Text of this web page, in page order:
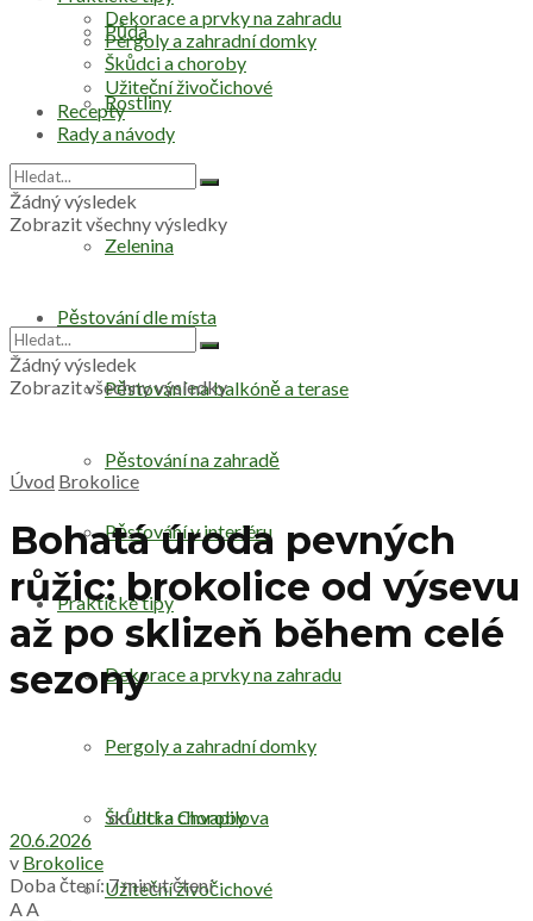
Půda
Rostliny
Zelenina
Pěstování dle místa
Pěstování na balkóně a terase
Pěstování na zahradě
Pěstování v interiéru
Praktické tipy
Dekorace a prvky na zahradu
Pergoly a zahradní domky
Škůdci a choroby
Užiteční živočichové
Dekorace a prvky na zahradu
Pergoly a zahradní domky
Škůdci a choroby
Užiteční živočichové
Recepty
Rady a návody
Žádný výsledek
Zobrazit všechny výsledky
Žádný výsledek
Zobrazit všechny výsledky
Úvod Brokolice
Bohatá úroda pevných
růžic: brokolice od výsevu
až po sklizeň během celé
sezony
odJitka Chvapilova
20.6.2026
v Brokolice
Doba čtení: 7 minut čtení
AA